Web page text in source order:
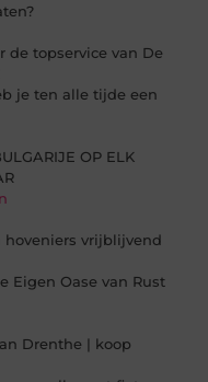
de topservice van De
je ten alle tijde een
OP ELK
hoveniers vrijblijvend
Eigen Oase van Rust
Drenthe | koop